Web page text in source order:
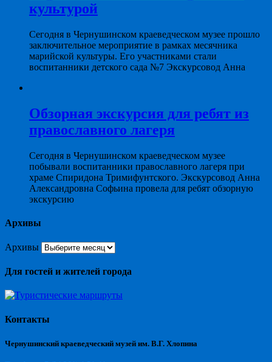
культурой
Сегодня в Чернушинском краеведческом музее прошло
заключительное мероприятие в рамках месячника
марийской культуры. Его участниками стали
воспитанники детского сада №7 Экскурсовод Анна
Обзорная экскурсия для ребят из
православного лагеря
Сегодня в Чернушинском краеведческом музее
побывали воспитанники православного лагеря при
храме Спиридона Тримифунтского. Экскурсовод Анна
Александровна Софьина провела для ребят обзорную
экскурсию
Архивы
Архивы
Для гостей и жителей города
Контакты
Чернушинский краеведческий музей им. В.Г. Хлопина